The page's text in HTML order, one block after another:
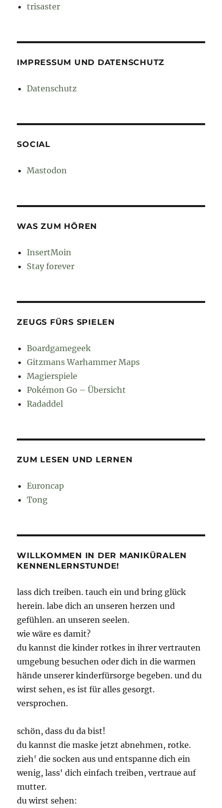
trisaster
IMPRESSUM UND DATENSCHUTZ
Datenschutz
SOCIAL
Mastodon
WAS ZUM HÖREN
InsertMoin
Stay forever
ZEUGS FÜRS SPIELEN
Boardgamegeek
Gitzmans Warhammer Maps
Magierspiele
Pokémon Go – Übersicht
Radaddel
ZUM LESEN UND LERNEN
Euroncap
Tong
WILLKOMMEN IN DER MANIKÜRALEN
KENNENLERNSTUNDE!
lass dich treiben. tauch ein und bring glück
herein. labe dich an unseren herzen und
gefühlen. an unseren seelen.
wie wäre es damit?
du kannst die kinder rotkes in ihrer vertrauten
umgebung besuchen oder dich in die warmen
hände unserer kinderfürsorge begeben. und du
wirst sehen, es ist für alles gesorgt.
versprochen.
schön, dass du da bist!
du kannst die maske jetzt abnehmen, rotke.
zieh' die socken aus und entspanne dich ein
wenig, lass' dich einfach treiben, vertraue auf
mutter.
du wirst sehen: